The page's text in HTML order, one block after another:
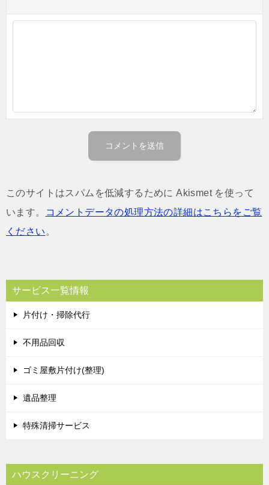
このサイトはスパムを低減するために Akismet を使って
います。
コメントデータの処理方法の詳細はこちらをご覧
ください 。
サービス一覧情報
片付け・掃除代行
不用品回収
ゴミ屋敷片付け(整理)
遺品整理
特殊清掃サービス
ハウスクリーニング